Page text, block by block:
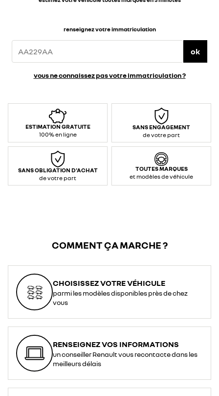
renseignez votre immatriculation
ok
vous ne connaissez pas votre immatriculation ?
ESTIMATION GRATUITE
100% en ligne
SANS ENGAGEMENT
de votre part
SANS OBLIGATION D'ACHAT
de votre part
TOUTES MARQUES
et modèles de véhicule
COMMENT ÇA MARCHE ?
CHOISISSEZ VOTRE VÉHICULE
parmi les modèles disponibles près de chez
vous
RENSEIGNEZ VOS INFORMATIONS
un conseiller Renault vous recontacte dans les
meilleurs délais